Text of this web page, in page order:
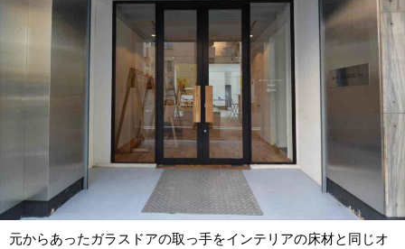
元からあったガラスドアの取っ手をインテリアの床材と同じオ